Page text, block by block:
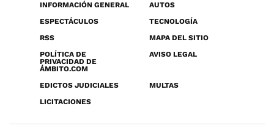
INFORMACIÓN GENERAL
AUTOS
ESPECTÁCULOS
TECNOLOGÍA
RSS
MAPA DEL SITIO
POLÍTICA DE
PRIVACIDAD DE
ÁMBITO.COM
AVISO LEGAL
EDICTOS JUDICIALES
MULTAS
LICITACIONES